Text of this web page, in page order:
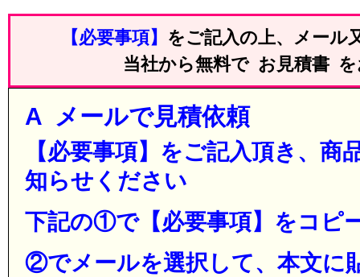
【必要事項】 をご記入の上、メール
当社から無料で お見積書
A メールで見積依頼
【必要事項】をご記入頂き、商
知らせください
下記の①で【必要事項】をコピ
②でメールを選択して、本文に